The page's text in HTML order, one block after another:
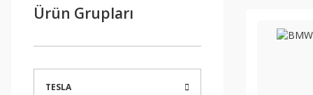
Ürün Grupları
TESLA